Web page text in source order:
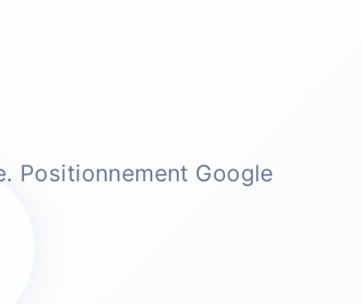
Positionnement Google